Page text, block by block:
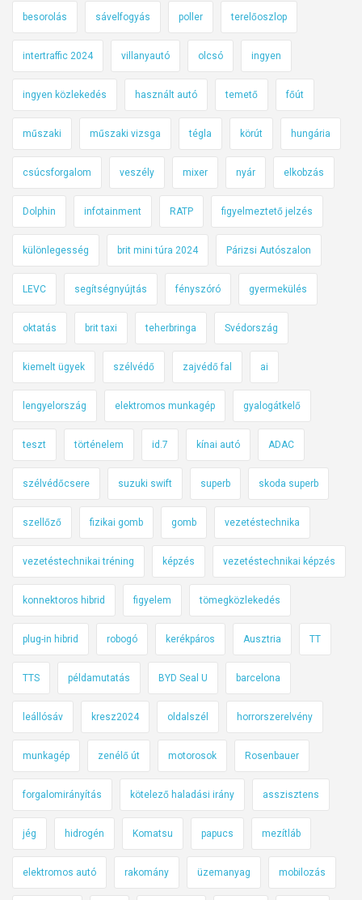
besorolás sávelfogyás poller terelőoszlop
intertraffic 2024 villanyautó olcsó ingyen
ingyen közlekedés használt autó temető főút
műszaki műszaki vizsga tégla körút hungária
csúcsforgalom veszély mixer nyár elkobzás
Dolphin infotainment RATP figyelmeztető jelzés
különlegesség brit mini túra 2024 Párizsi Autószalon
LEVC segítségnyújtás fényszóró gyermekülés
oktatás brit taxi teherbringa Svédország
kiemelt ügyek szélvédő zajvédő fal ai
lengyelország elektromos munkagép gyalogátkelő
teszt történelem id.7 kínai autó ADAC
szélvédőcsere suzuki swift superb skoda superb
szellőző fizikai gomb gomb vezetéstechnika
vezetéstechnikai tréning képzés vezetéstechnikai képzés
konnektoros hibrid figyelem tömegközlekedés
plug-in hibrid robogó kerékpáros Ausztria TT
TTS példamutatás BYD Seal U barcelona
leállósáv kresz2024 oldalszél horrorszerelvény
munkagép zenélő út motorosok Rosenbauer
forgalomirányítás kötelező haladási irány asszisztens
jég hidrogén Komatsu papucs mezítláb
elektromos autó rakomány üzemanyag mobilozás